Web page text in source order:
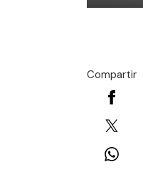
Compartir